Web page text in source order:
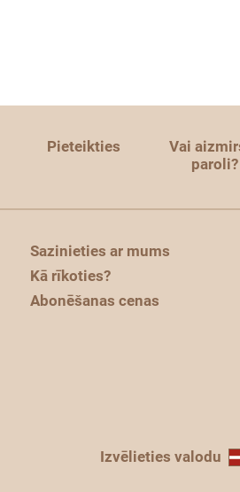
Pieteikties
Vai
paroli?
Sazinieties ar mums
Kā rīkoties?
Abonēšanas cenas
Izvēlieties valodu